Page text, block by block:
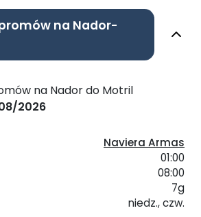
na Nador-
na Nador do Motril
2026
Naviera Armas
01:00
08:00
7g
niedz., czw.